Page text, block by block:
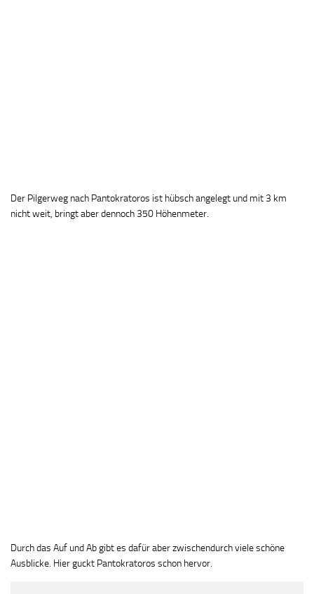
Der Pilgerweg nach Pantokratoros ist hübsch angelegt und mit 3 km
nicht weit, bringt aber dennoch 350 Höhenmeter.
Durch das Auf und Ab gibt es dafür aber zwischendurch viele schöne
Ausblicke. Hier guckt Pantokratoros schon hervor.